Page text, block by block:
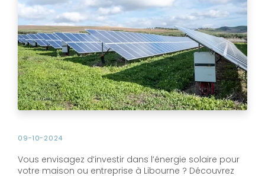
09-10-2024
Vous envisagez d’investir dans l’énergie solaire pour
votre maison ou entreprise à Libourne ? Découvrez